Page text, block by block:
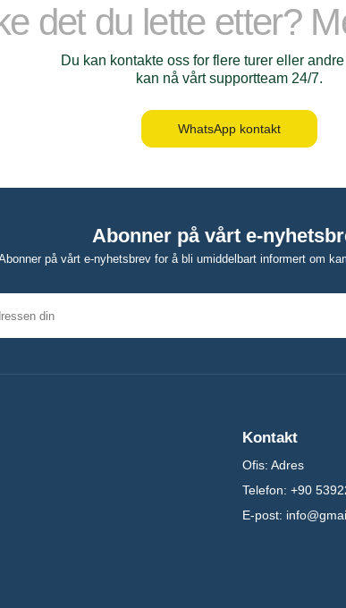
det du lette etter?
Du kan kontakte oss for flere turer eller
kan nå vårt supportteam 24/7.
WhatsApp kontakt
Abonner på vårt e-
på vårt e-nyhetsbrev for å bli umiddelbart informert om
Kontakt
Ofis: Adres
Telefon: +90
E-post: